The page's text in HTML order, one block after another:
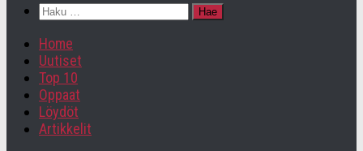
Haku:
Home
Uutiset
Top 10
Oppaat
Löydöt
Artikkelit